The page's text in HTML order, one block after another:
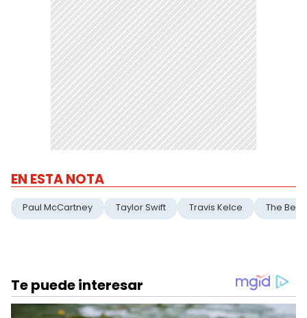
EN ESTA NOTA
Paul McCartney Taylor Swift Travis Kelce The